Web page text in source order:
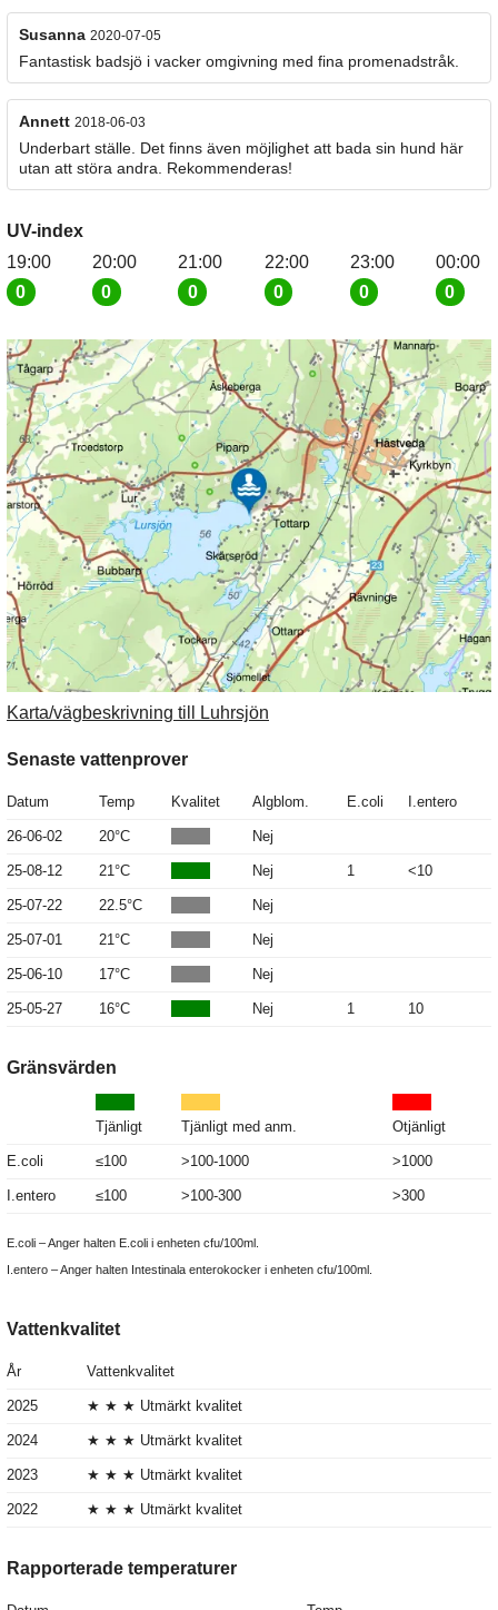
Susanna 2020-07-05
Fantastisk badsjö i vacker omgivning med fina promenadstråk.
Annett 2018-06-03
Underbart ställe. Det finns även möjlighet att bada sin hund här
utan att störa andra. Rekommenderas!
UV-index
19:00
0
20:00
0
21:00
0
22:00
0
23:00
0
00:00
0
Karta/vägbeskrivning till Luhrsjön
Senaste vattenprover
Datum Temp Kvalitet Algblom. E.coli I.entero
26-06-02 20°C Nej
25-08-12 21°C Nej 1 <10
25-07-22 22.5°C Nej
25-07-01 21°C Nej
25-06-10 17°C Nej
25-05-27 16°C Nej 1 10
Gränsvärden
Tjänligt Tjänligt med anm. Otjänligt
E.coli ≤100 >100-1000 >1000
I.entero ≤100 >100-300 >300
E.coli – Anger halten E.coli i enheten cfu/100ml.
I.entero – Anger halten Intestinala enterokocker i enheten cfu/100ml.
Vattenkvalitet
År Vattenkvalitet
2025 ★ ★ ★ Utmärkt kvalitet
2024 ★ ★ ★ Utmärkt kvalitet
2023 ★ ★ ★ Utmärkt kvalitet
2022 ★ ★ ★ Utmärkt kvalitet
Rapporterade temperaturer